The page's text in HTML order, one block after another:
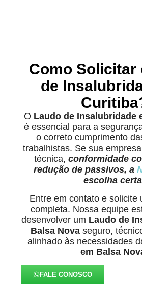
Como Solicitar
de
O Laudo de Insalubridade
é essencial para a
o correto cumprimento
trabalhistas. Se sua
técnica, conformidade
redução de passivos, a
escolha
Entre em contato e solicite
completa. Nossa equipe
desenvolver um Laudo de
Balsa Nova seguro,
alinhado às necessidades
em Balsa
FALE CONOSCO